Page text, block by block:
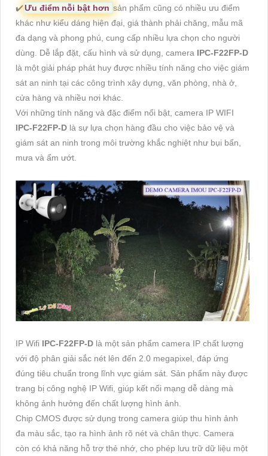
✔️Ưu điểm nỗi bật hơn sản phẩm cũng có nhiều ưu điểm
khác như kiểu dáng hiện đại, giá thành phải chăng, mẫu mã
đa dạng và phong phú, cung cấp nhiều lựa chọn cho người
dùng. Dễ lắp đặt, cấu hình và sử dụng, camera IPC-F22FP-D
là một giải pháp phát huy được nhiều tính năng cho việc giám
sát an ninh tại các công trình xây dựng, văn phòng, nhà ở,
cửa hàng và nhiều nơi khác.
Với những tính năng và đặc điểm nổi bật, camera IP WIFI
IPC-F22FP-D là sự lựa chọn hàng đầu cho việc bảo vệ và
giám sát an ninh trong môi trường khắc nghiệt như bụi bẩn,
mưa và ẩm ướt.
IP Wifi IPC-F22FP-D là một sản phẩm camera IP chất lượng
với độ phân giải sắc nét lên đến 2.0 megapixel, đáp ứng
đúng tiêu chuẩn trong lĩnh vực giám sát. Sản phẩm này được
trang bị công nghệ IP Wifi, giúp kết nối mạng dễ dàng mà
không ảnh hưởng đến chất lượng hình ảnh.
Chip CMOS được sử dụng trong camera giúp thu hình ảnh
đa màu sắc, tạo ra hình ảnh rõ nét và chân thực. Camera
còn có khả năng hỗ trợ thẻ nhớ, cho phép lưu trữ dữ liệu một